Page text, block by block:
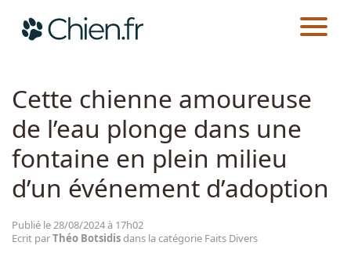
Races
Guides
CHIEN.FR ACTUALITÉS
Cette chienne amoureuse
de l’eau plonge dans une
fontaine en plein milieu
d’un événement d’adoption
Publié le 28/08/2024 à 17h02
Ecrit parThéo Botsidisdans la catégorie Faits Divers